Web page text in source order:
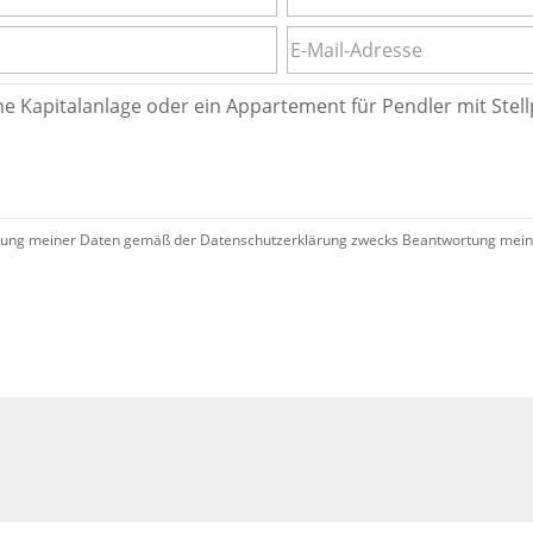
meiner Daten gemäß der Datenschutzerklärung zwecks Beantwortung